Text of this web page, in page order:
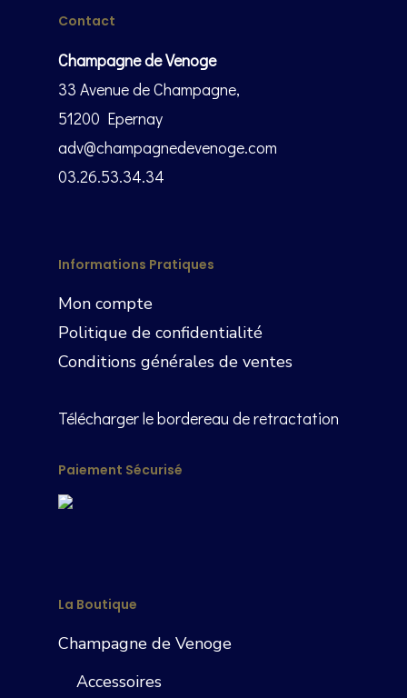
Contact
Champagne de Venoge
33 Avenue de Champagne,
51200 Epernay
adv@champagnedevenoge.com
03.26.53.34.34
Informations Pratiques
Mon compte
Politique de confidentialité
Conditions générales de ventes
Télécharger le bordereau de retractation
Paiement Sécurisé
La Boutique
Champagne de Venoge
Accessoires